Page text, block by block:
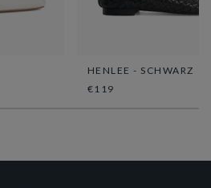
HENLEE - SCHWARZ
€119